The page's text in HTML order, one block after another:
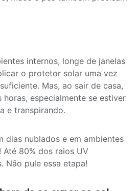
internos, longe de janelas
o protetor solar uma vez
Mas, ao sair de casa,
horas, especialmente se estiver
e transpirando.
dias nublados e em ambientes
80% dos raios UV
Não pule essa etapa!